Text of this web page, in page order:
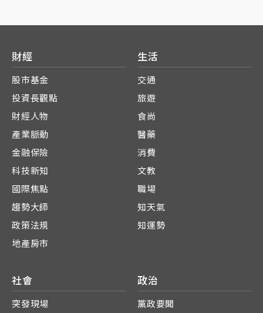
財經
股市基金
投資長觀點
財經人物
產業脈動
金融保險
科技新知
國際焦點
趨勢大師
政策法規
地產房市
生活
交通
旅遊
食尚
醫藥
消費
文教
職場
知天氣
知運勢
社會
突發現場
政治
黨政要聞